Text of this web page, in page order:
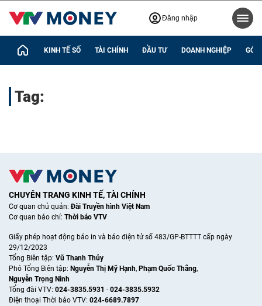
Đăng nhập
KINH TẾ SỐ TÀI CHÍNH ĐẦU TƯ DOANH NGHIỆP GÓC
Tag:
CHUYÊN TRANG KINH TẾ, TÀI CHÍNH
Cơ quan chủ quản:Đài Truyền hình Việt Nam
Cơ quan báo chí: Thời báo VTV
Giấy phép hoạt động báo in và báo điện tử số 483/GP-BTTTT cấp ngày
29/12/2023
Tổng Biên tập: Vũ Thanh Thủy
Phó Tổng Biên tập: Nguyễn Thị Mỹ Hạnh, Phạm Quốc Thắng,
Nguyễn Trọng Ninh
Tổng đài VTV: 024-3835.5931 - 024-3835.5932
Ðiện thoại Thời báo VTV: 024-6689.7897